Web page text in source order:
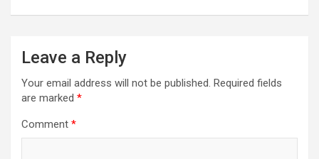
Leave a Reply
Your email address will not be published. Required fields
are marked *
Comment *